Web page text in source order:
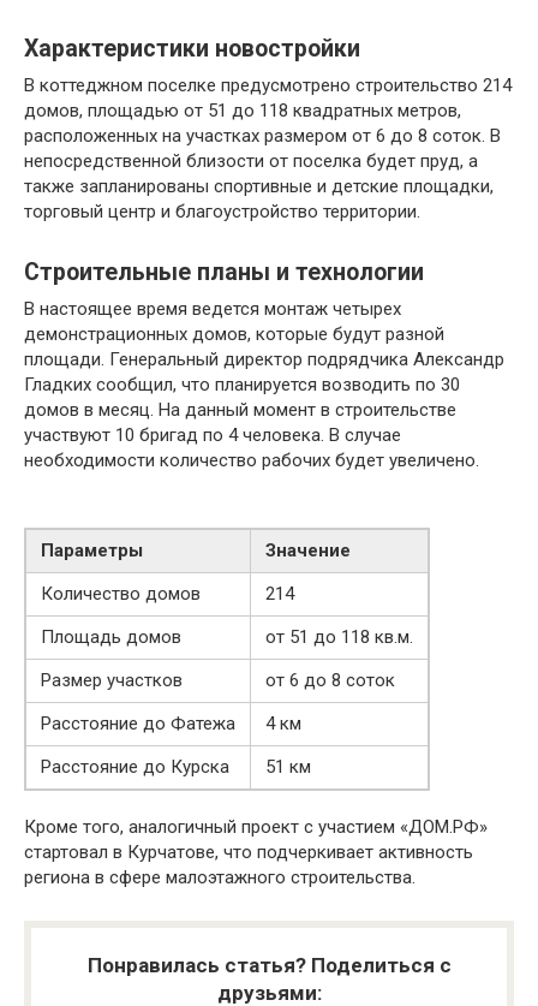
Характеристики новостройки
В коттеджном поселке предусмотрено строительство 214
домов, площадью от 51 до 118 квадратных метров,
расположенных на участках размером от 6 до 8 соток. В
непосредственной близости от поселка будет пруд, а
также запланированы спортивные и детские площадки,
торговый центр и благоустройство территории.
Строительные планы и технологии
В настоящее время ведется монтаж четырех
демонстрационных домов, которые будут разной
площади. Генеральный директор подрядчика Александр
Гладких сообщил, что планируется возводить по 30
домов в месяц. На данный момент в строительстве
участвуют 10 бригад по 4 человека. В случае
необходимости количество рабочих будет увеличено.
Параметры
Значение
Количество домов
214
Площадь домов
от 51 до 118 кв.м.
Размер участков
от 6 до 8 соток
Расстояние до Фатежа
4 км
Расстояние до Курска
51 км
Кроме того, аналогичный проект с участием «ДОМ.РФ»
стартовал в Курчатове, что подчеркивает активность
региона в сфере малоэтажного строительства.
Понравилась статья? Поделиться с
друзьями: